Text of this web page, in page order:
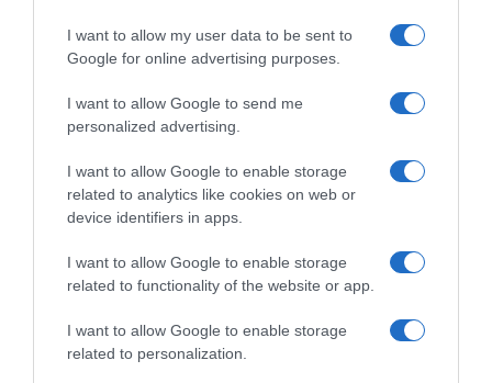
I want to allow my user data to be sent to
Google for online advertising purposes.
I want to allow Google to send me
personalized advertising.
I want to allow Google to enable storage
related to analytics like cookies on web or
device identifiers in apps.
I want to allow Google to enable storage
related to functionality of the website or app.
I want to allow Google to enable storage
related to personalization.
37χρονος με 4 μαχαίρια και δύο
ψαλίδια κλαδέματος